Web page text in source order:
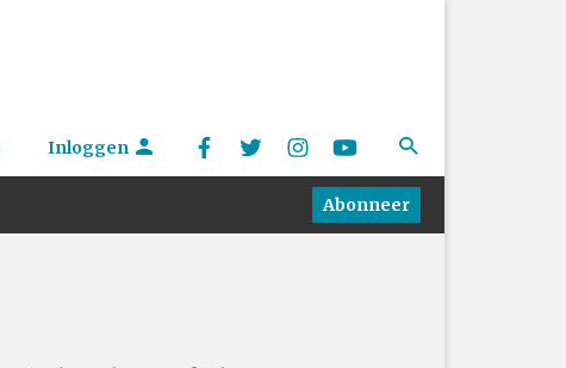
Inloggen
Abonneer